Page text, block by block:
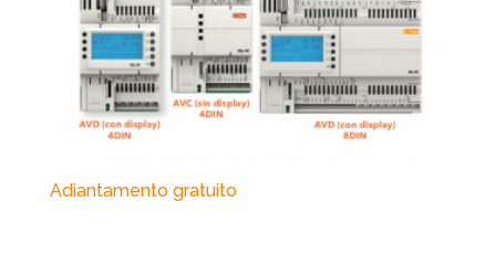
Adiantamento gratuito